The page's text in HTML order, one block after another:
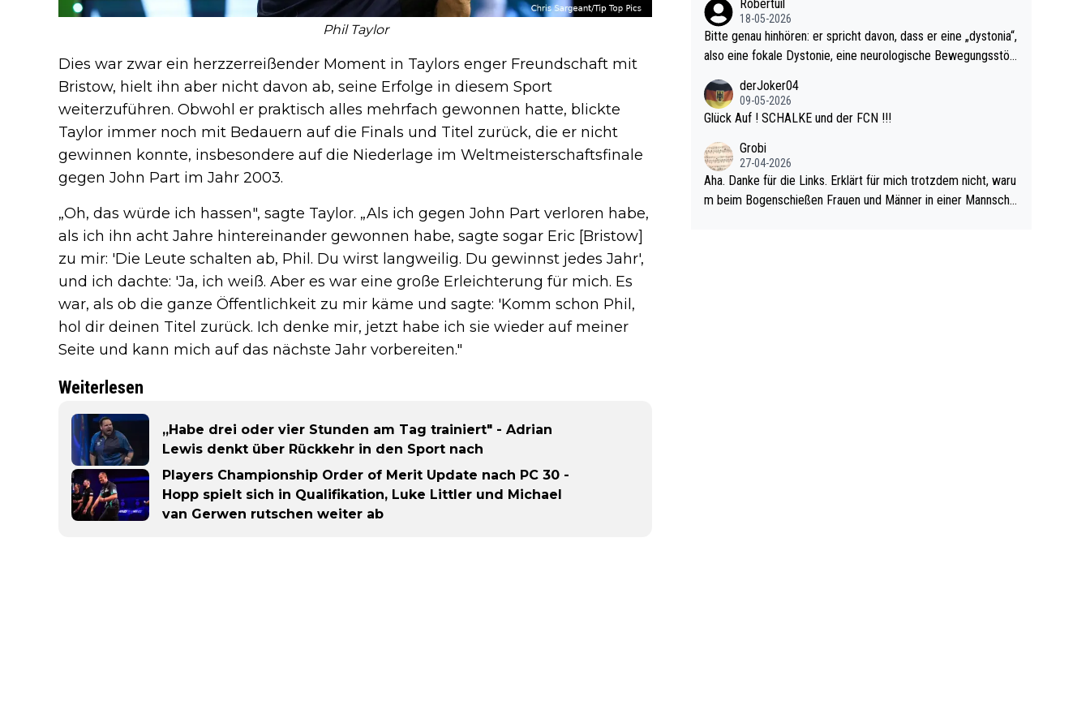
Phil Taylor
Dies war zwar ein herzzerreißender Moment in Taylors enger Freundschaft mit
Bristow, hielt ihn aber nicht davon ab, seine Erfolge in diesem Sport
weiterzuführen. Obwohl er praktisch alles mehrfach gewonnen hatte, blickte
Taylor immer noch mit Bedauern auf die Finals und Titel zurück, die er nicht
gewinnen konnte, insbesondere auf die Niederlage im Weltmeisterschaftsfinale
gegen John Part im Jahr 2003.
„Oh, das würde ich hassen", sagte Taylor. „Als ich gegen John Part verloren habe,
als ich ihn acht Jahre hintereinander gewonnen habe, sagte sogar Eric [Bristow]
zu mir: 'Die Leute schalten ab, Phil. Du wirst langweilig. Du gewinnst jedes Jahr',
und ich dachte: 'Ja, ich weiß. Aber es war eine große Erleichterung für mich. Es
war, als ob die ganze Öffentlichkeit zu mir käme und sagte: 'Komm schon Phil,
hol dir deinen Titel zurück. Ich denke mir, jetzt habe ich sie wieder auf meiner
Seite und kann mich auf das nächste Jahr vorbereiten."
Weiterlesen
„Habe drei oder vier Stunden am Tag trainiert" - Adrian
Lewis denkt über Rückkehr in den Sport nach
Players Championship Order of Merit Update nach PC 30 -
Hopp spielt sich in Qualifikation, Luke Littler und Michael
van Gerwen rutschen weiter ab
ehler! Robertuil
18-05-2026
Bitte genau hinhören: er spricht davon, dass er eine „dystonia“,
also eine fokale Dystonie, eine neurologische Bewegungsstör
werden, im Arm hat. Und, dass Medikamente ihm helfen! Ich gl
aube immer noch, dass sehr viele der Dartits-Fälle fälschlich p
d diese könnten teils wirksam behandelt werden! Dafür müsst
e man nur zum Neurologen und nicht zum Mentaltrainer gehe
derJoker04
09-05-2026
Glück Auf ! SCHALKE und der FCN !!!
Grobi
27-04-2026
Aha. Danke für die Links. Erklärt für mich trotzdem nicht, waru
m beim Bogenschießen Frauen und Männer in einer Mannscha